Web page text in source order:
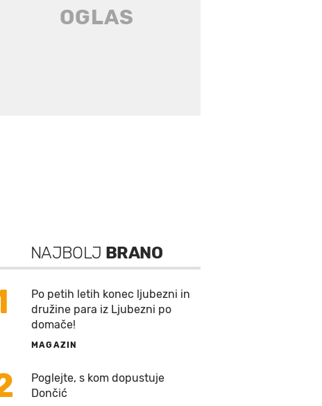
NAJBOLJ BRANO
Po petih letih konec ljubezni in
družine para iz Ljubezni po
domače!
MAGAZIN
Poglejte, s kom dopustuje
Dončić